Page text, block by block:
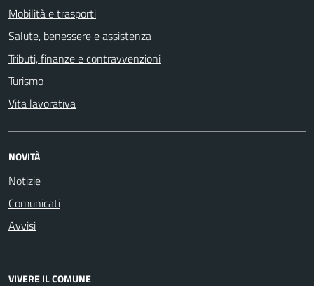
Mobilità e trasporti
Salute, benessere e assistenza
Tributi, finanze e contravvenzioni
Turismo
Vita lavorativa
NOVITÀ
Notizie
Comunicati
Avvisi
VIVERE IL COMUNE